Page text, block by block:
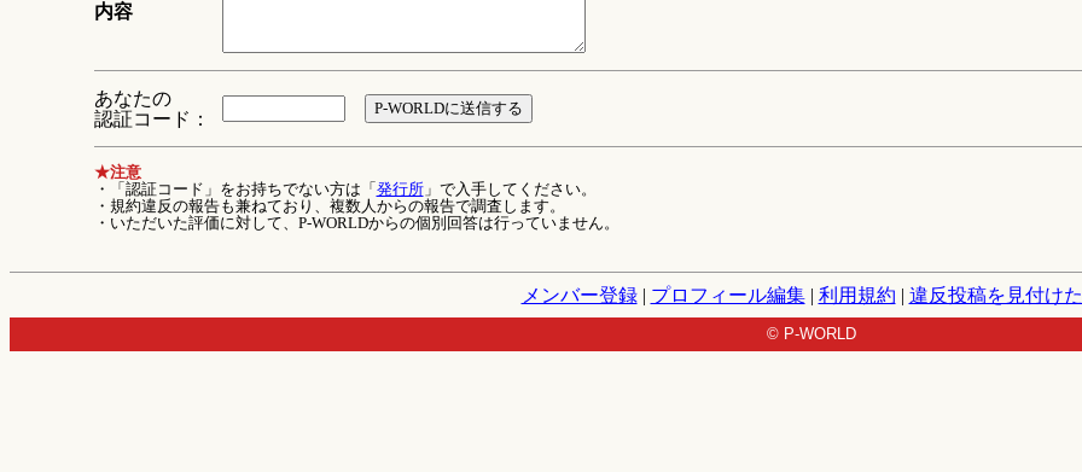
内容
あなたの
認証コード：
★注意
・「認証コード」をお持ちでない方は「 発行所」で入手してください。
・規約違反の報告も兼ねており、複数人からの報告で調査します。
・いただいた評価に対して、P-WORLDからの個別回答は行っていません。
メンバー登録| プロフィール編集| 利用規約 | 違反投稿を見付け
© P-WORLD